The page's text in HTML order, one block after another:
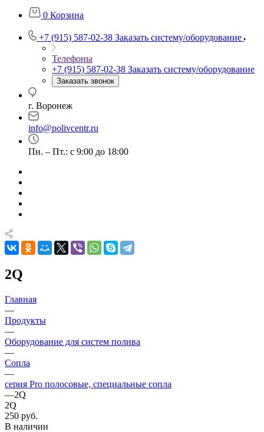
0 Корзина
+7 (915) 587-02-38 Заказать систему/оборудование
Телефоны
+7 (915) 587-02-38 Заказать систему/оборудование
Заказать звонок
г. Воронеж
info@polivcentr.ru
Пн. – Пт.: с 9:00 до 18:00
2Q
Главная
—
Продукты
—
Оборудование для систем полива
—
Сопла
—
серия Pro полосовые, специальные сопла
—2Q
2Q
250 руб.
В наличии